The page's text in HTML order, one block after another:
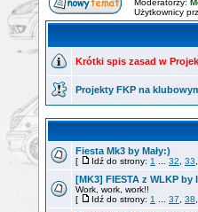
Moderatorzy:
Użytkownicy
Krótki spis zasad w
Projekty FKP na
Fiesta Mk3 by Mały:)
[ Idź do strony: 1 32 33
[MK3] FIESTA z WLKP by
Work, work, work!!
[
Idź do strony: 1 37 38